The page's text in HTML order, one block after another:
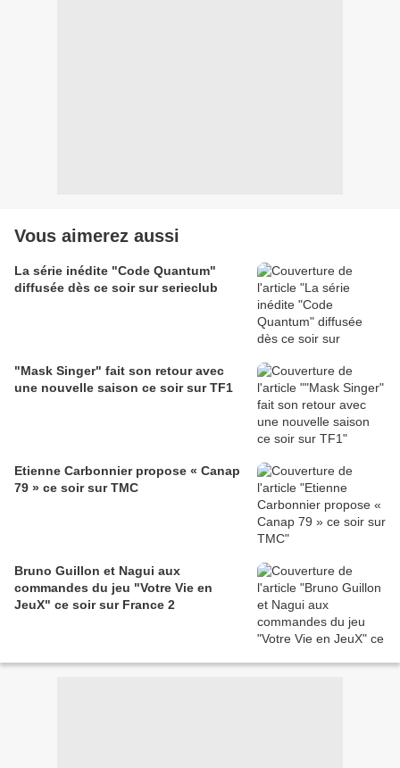
Vous aimerez aussi
La série inédite "Code Quantum"
diffusée dès ce soir sur serieclub
"Mask Singer" fait son retour avec
une nouvelle saison ce soir sur TF1
Etienne Carbonnier propose « Canap
79 » ce soir sur TMC
Bruno Guillon et Nagui aux
commandes du jeu "Votre Vie en
JeuX" ce soir sur France 2